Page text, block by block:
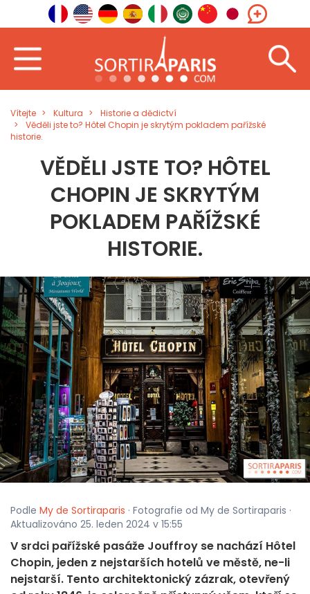
Vítejte Kultura
Historie a dědictví
Věděli jste to? Hôtel Chopin je skrytým pokladem pařížské
historie.
VĚDĚLI JSTE TO? HÔTEL
CHOPIN JE SKRYTÝM
POKLADEM PAŘÍŽSKÉ
HISTORIE.
Podle My de Sortiraparis · Fotografie od My de Sortiraparis ·
Aktualizováno 25. leden 2024 v 15:55
V srdci pařížské pasáže Jouffroy se nachází Hôtel
Chopin, jeden z nejstarších hotelů ve městě, ne-li
nejstarší. Tento architektonický zázrak, otevřený